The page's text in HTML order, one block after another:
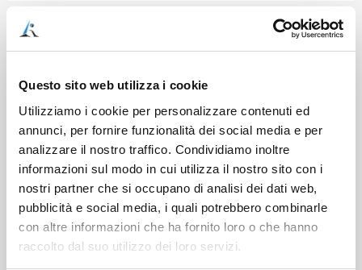
Questo sito web utilizza i cookie
Utilizziamo i cookie per personalizzare contenuti ed
annunci, per fornire funzionalità dei social media e per
analizzare il nostro traffico. Condividiamo inoltre
informazioni sul modo in cui utilizza il nostro sito con i
nostri partner che si occupano di analisi dei dati web,
pubblicità e social media, i quali potrebbero combinarle
con altre informazioni che ha fornito loro o che hanno
raccolto dal suo utilizzo dei loro servizi.
COME FUNZIONA LA CONSULENZA